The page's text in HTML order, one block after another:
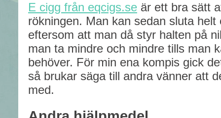
E cigg från eqcigs.se är ett bra sätt
rökningen. Man kan sedan sluta helt
eftersom att man då styr halten på
man ta mindre och mindre tills man
behöver. För min ena kompis gick
så brukar säga till andra vänner att
med.